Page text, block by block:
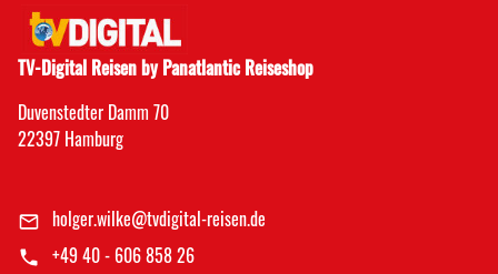
TV-Digital Reisen by Panatlantic Reiseshop
Duvenstedter Damm 70
22397 Hamburg
holger.wilke@tvdigital-reisen.de
+49 40 - 606 858 26